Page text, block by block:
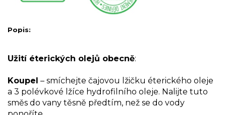
Popis:
Užití éterických olejů obecně:
Koupel – smíchejte čajovou lžičku éterického oleje
a 3 polévkové lžíce hydrofilního oleje. Nalijte tuto
směs do vany těsně předtím, než se do vody